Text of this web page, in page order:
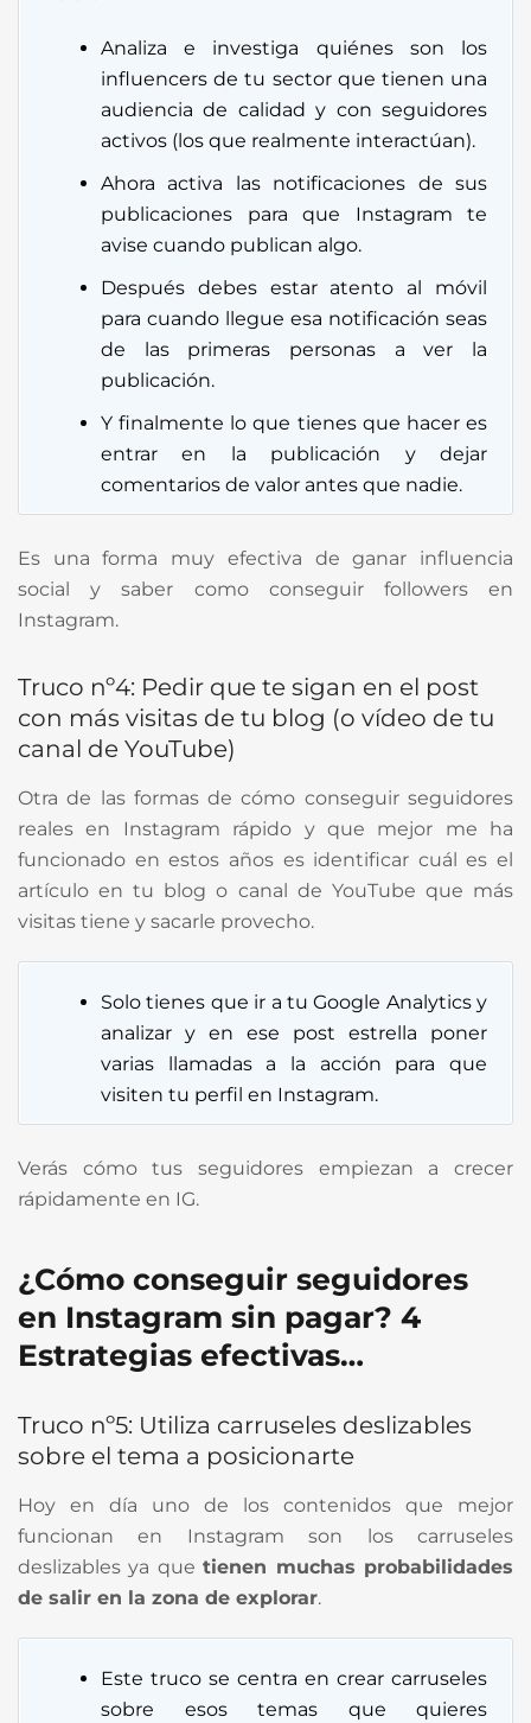
Analiza e investiga quiénes son los
influencers de tu sector que tienen una
audiencia de calidad y con seguidores
activos (los que realmente interactúan).
Ahora activa las notificaciones de sus
publicaciones para que Instagram te
avise cuando publican algo.
Después debes estar atento al móvil
para cuando llegue esa notificación seas
de las primeras personas a ver la
publicación.
Y finalmente lo que tienes que hacer es
entrar en la publicación y dejar
comentarios de valor antes que nadie.
Es una forma muy efectiva de ganar influencia
social y saber como conseguir followers en
Instagram.
Truco nº4: Pedir que te sigan en el post
con más visitas de tu blog (o vídeo de tu
canal de YouTube)
Otra de las formas de cómo conseguir seguidores
reales en Instagram rápido y que mejor me ha
funcionado en estos años es identificar cuál es el
artículo en tu blog o canal de YouTube que más
visitas tiene y sacarle provecho.
Solo tienes que ir a tu Google Analytics y
analizar y en ese post estrella poner
varias llamadas a la acción para que
visiten tu perfil en Instagram.
Verás cómo tus seguidores empiezan a crecer
rápidamente en IG.
¿Cómo conseguir seguidores
en Instagram sin pagar? 4
Estrategias efectivas…
Truco nº5: Utiliza carruseles deslizables
sobre el tema a posicionarte
Hoy en día uno de los contenidos que mejor
funcionan en Instagram son los carruseles
deslizables ya quetienen muchas probabilidades
de salir en la zona de explorar.
Este truco se centra en crear carruseles
sobre esos temas que quieres